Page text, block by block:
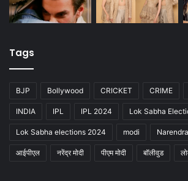
Tags
BJP Bollywood CRICKET CRIME
INDIA IPL IPL 2024 Lok Sabha
Lok Sabha elections 2024 modi
आईपीएल नरेंद्र मोदी पीएम मोदी बॉलीवुड